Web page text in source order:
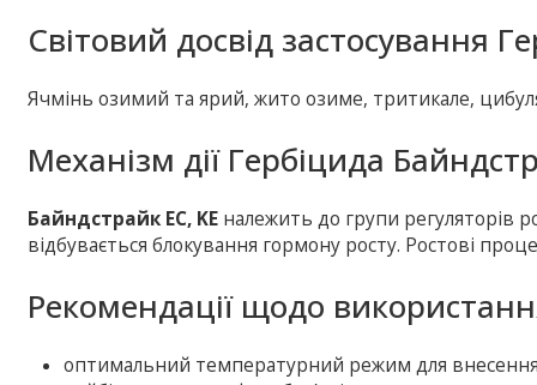
Світовий досвід застосування
Ячмінь озимий та ярий, жито озиме, тритикале,
Механізм дії Гербіцида
Байндстрайк EC, KE належить до групи регуляторів
відбувається блокування гормону росту. Ростові
Рекомендації щодо
оптимальний температурний режим для внесення